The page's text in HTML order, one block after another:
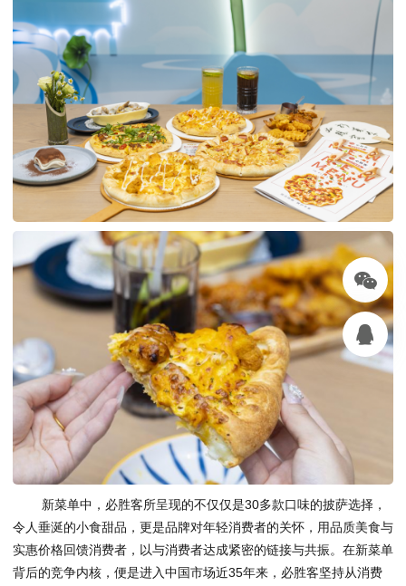
新菜单中，必胜客所呈现的不仅仅是30多款口味的披萨选择，
令人垂涎的小食甜品，更是品牌对年轻消费者的关怀，用品质美食与
实惠价格回馈消费者，以与消费者达成紧密的链接与共振。在新菜单
背后的竞争内核，便是进入中国市场近35年来，必胜客坚持从消费